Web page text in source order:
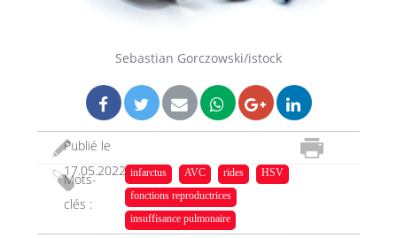
Sebastian Gorczowski/istock
Publié le
17.05.2022
Mots-
clés :
infarctus AVC rides
HSV
fonctions reproductrices
insuffisance pulmonaire